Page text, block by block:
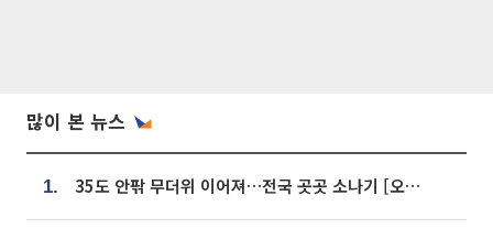
많이 본 뉴스
1. 35도 안팎 무더위 이어져…전국 곳곳 소나기 [오늘 날씨]